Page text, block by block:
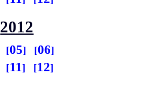
2012
05
06
11 12